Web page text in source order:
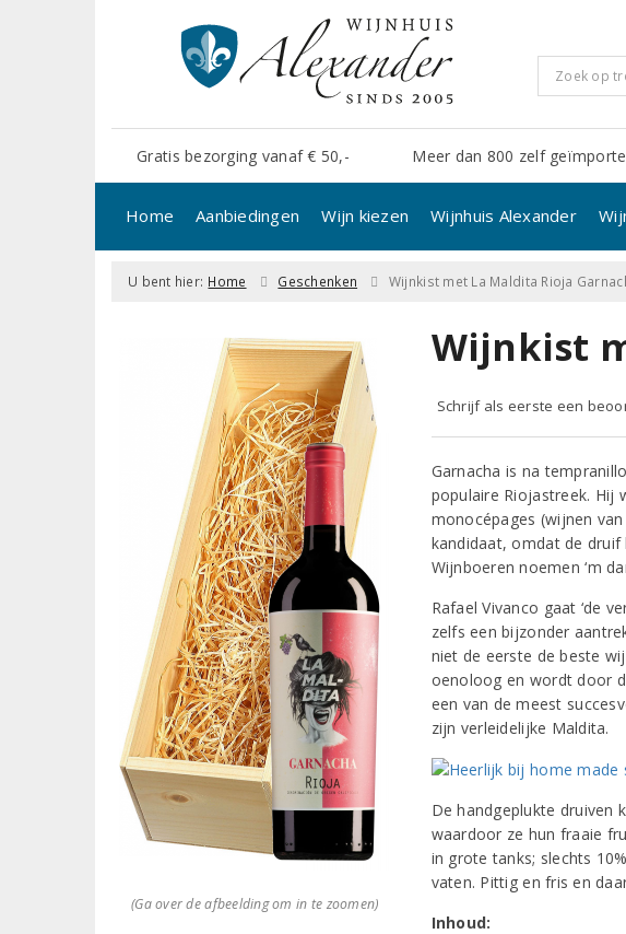
Gratis bezorging vanaf € 50,- Meer dan 800 zelf
Home Aanbiedingen Wijn kiezen Wijnhuis Alexander
U bent hier: Home Geschenken Wijnkist met La Maldita Rioja
(Ga over de afbeelding om in te zoomen)
Wijnkist
Schrijf als eerste een
Garnacha is na
populaire Riojastreek. Hij
monocépages (wijnen
kandidaat, omdat de
Wijnboeren noemen ‘m
Rafael Vivanco gaat ‘de
zelfs een bijzonder
niet de eerste de beste
oenoloog en wordt door
een van de meest
zijn verleidelijke Maldita.
De handgeplukte druiven
waardoor ze hun fraaie
in grote tanks; slechts
vaten. Pittig en fris en
Inhoud: